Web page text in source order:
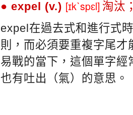
● expel (v.) [ɪkˋspɛl] 淘汰
expel在過去式和進行式
則，而必須要重複字尾
易戰的當下，這個單字
也有吐出（氣）的意思。